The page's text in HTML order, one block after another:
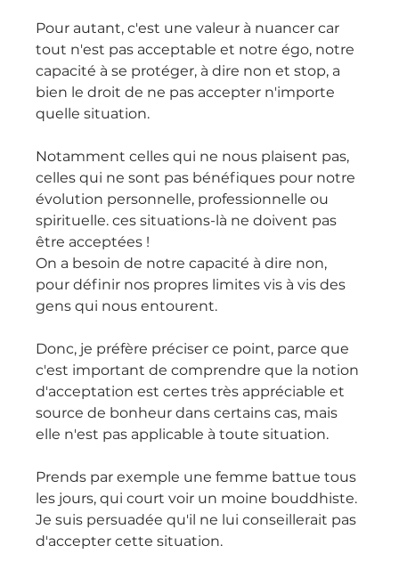
Pour autant, c'est une valeur à nuancer car
tout n'est pas acceptable et notre égo, notre
capacité à se protéger, à dire non et stop, a
bien le droit de ne pas accepter n'importe
quelle situation.
Notamment celles qui ne nous plaisent pas,
celles qui ne sont pas bénéfiques pour notre
évolution personnelle, professionnelle ou
spirituelle. ces situations-là ne doivent pas
être acceptées !
On a besoin de notre capacité à dire non,
pour définir nos propres limites vis à vis des
gens qui nous entourent.
Donc, je préfère préciser ce point, parce que
c'est important de comprendre que la notion
d'acceptation est certes très appréciable et
source de bonheur dans certains cas, mais
elle n'est pas applicable à toute situation.
Prends par exemple une femme battue tous
les jours, qui court voir un moine bouddhiste.
Je suis persuadée qu'il ne lui conseillerait pas
d'accepter cette situation.